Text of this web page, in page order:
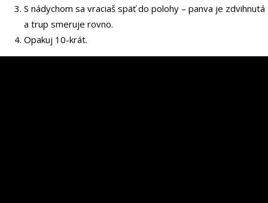
S nádychom sa vraciaš späť do polohy – panva je zdvihnutá
a trup smeruje rovno.
Opakuj 10-krát.